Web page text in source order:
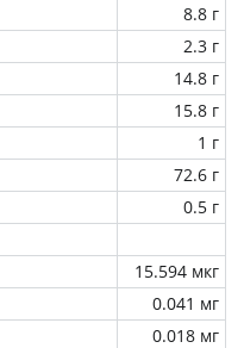
8.8 г
2.3 г
14.8 г
15.8 г
1 г
72.6 г
0.5 г
15.594 мкг
0.041 мг
0.018 мг